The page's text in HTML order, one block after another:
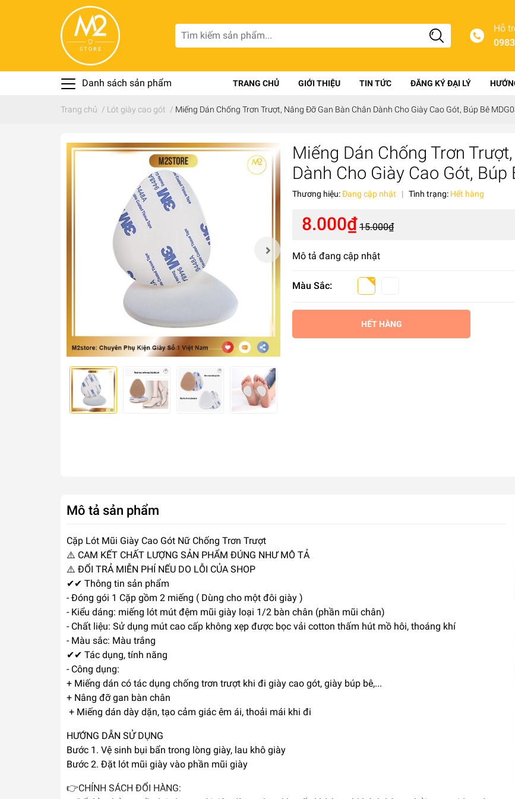
Hỗ
Danh sách sản phẩm TRANG CHỦ GIỚI THIỆU TIN TỨC ĐĂNG KÝ ĐẠI LÝ
Trang chủ / Lót giày cao gót / Miếng Dán Chống Trơn Trượt, Nâng Đỡ Gan Bàn Chân Dành Cho Giày Cao Gót, Búp Bê
Miếng Dán Chống Trơn
Dành Cho Giày Cao Gót, Búp
Thương hiệu:Đang cập nhật | Tình trạng: Hết hàng
8.000₫ 15.000₫
Mô tả đang cập nhật
Màu Sắc:
HẾT HÀNG
Mô tả sản phẩm
Cặp Lót Mũi Giày Cao Gót Nữ Chống Trơn Trượt
⚠️ CAM KẾT CHẤT LƯỢNG SẢN PHẨM ĐÚNG NHƯ MÔ TẢ
⚠️ ĐỔI TRẢ MIỄN PHÍ NẾU DO LỖI CỦA SHOP
✔✔ Thông tin sản phẩm
- Đóng gói 1 Cặp gồm 2 miếng ( Dùng cho một đôi giày )
- Kiểu dáng: miếng lót mút đệm mũi giày loại 1/2 bàn chân (phần mũi chân)
- Chất liệu: Sử dụng mút cao cấp không xẹp được bọc vải cotton thấm hút mồ hôi, thoáng khí
- Màu sắc: Màu trắng
✔✔ Tác dụng, tính năng
- Công dụng:
+ Miếng dán có tác dụng chống trơn trượt khi đi giày cao gót, giày búp bê,...
+ Nâng đỡ gan bàn chân
+ Miếng dán dày dặn, tạo cảm giác êm ái, thoải mái khi đi
HƯỚNG DẪN SỬ DỤNG
Bước 1. Vệ sinh bụi bẩn trong lòng giày, lau khô giày
Bước 2. Đặt lót mũi giày vào phần mũi giày
👉CHÍNH SÁCH ĐỔI HÀNG: